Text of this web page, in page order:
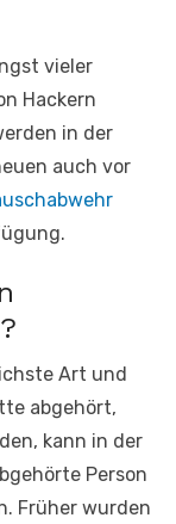
vieler
Hackern
in der
auch vor
Art und
abgehört,
kann in der
Person
Früher wurden